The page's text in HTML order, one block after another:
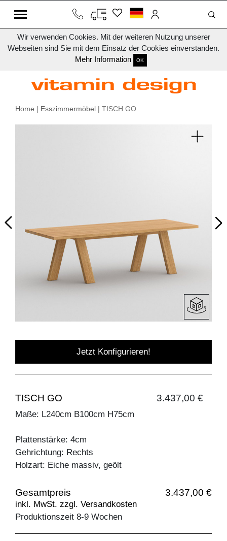
Wir verwenden Cookies. Mit der weiteren Nutzung unserer
Webseiten sind Sie mit dem Einsatz der Cookies einverstanden.
Mehr Information
OK
Home | Esszimmermöbel | TISCH GO
Jetzt Konfigurieren!
TISCH GO 3.437,00 €
Maße: L240cm B100cm H75cm
Plattenstärke: 4cm
Gehrichtung: Rechts
Holzart: Eiche massiv, geölt
Gesamtpreis 3.437,00 €
inkl. MwSt. zzgl. Versandkosten
Produktionszeit 8-9 Wochen